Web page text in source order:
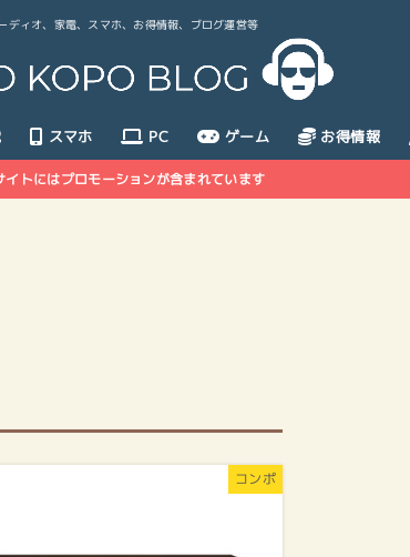
ディオ、家電、スマホ、お得情報、ブログ運営等
スマホ PC ゲーム お得情報
イトにはプロモーションが含まれています
コンポ